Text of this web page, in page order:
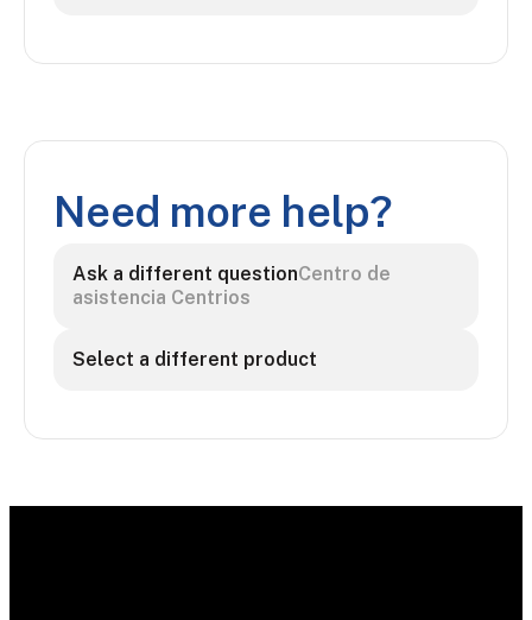
Need more help?
Ask a different questionCentro de
asistencia Centrios
Select a different product